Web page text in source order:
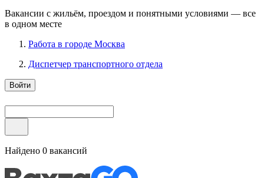
Вакансии с жильём, проездом и понятными условиями — все
в одном месте
Работа в городе Москва
Диспетчер транспортного отдела
Войти
Найдено 0 вакансий